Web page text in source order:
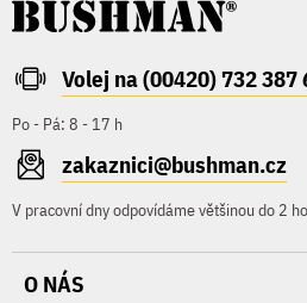
Volej na (00420) 732 387
Po - Pá: 8 - 17 h
zakaznici@bushman.cz
V pracovní dny odpovídáme většinou do 2
O NÁS